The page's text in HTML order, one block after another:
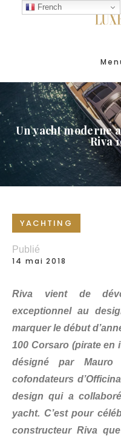
Un yacht moderne
Riva
YACHTING
Publié
14 mai 2018
Riva vient de
exceptionnel au
marquer le début
100 Corsaro (pirate en
désigné par Mauro
cofondateurs
design qui a
yacht. C’est pour
constructeur Riva
French